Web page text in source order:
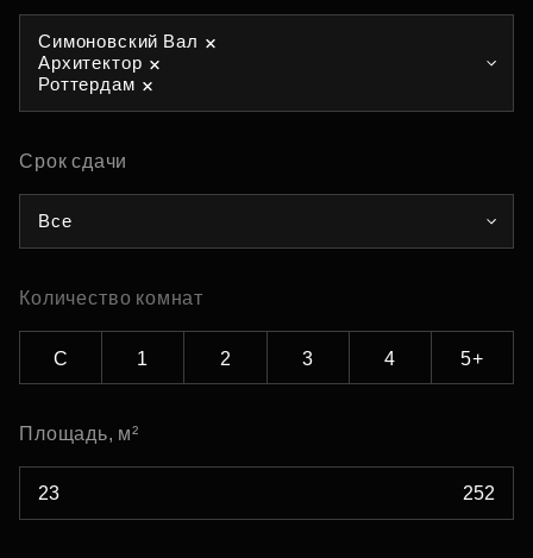
Симоновский Вал
Архитектор
Роттердам
Срок сдачи
Все
Количество комнат
С 1 2 3 4 5+
Площадь, м²